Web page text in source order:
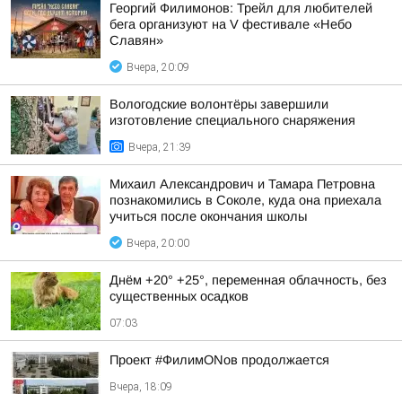
Георгий Филимонов: Трейл для любителей
бега организуют на V фестивале «Небо
Славян»
Вчера, 20:09
Вологодские волонтёры завершили
изготовление специального снаряжения
Вчера, 21:39
Михаил Александрович и Тамара Петровна
познакомились в Соколе, куда она приехала
учиться после окончания школы
Вчера, 20:00
Днём +20° +25°, переменная облачность, без
существенных осадков
07:03
Проект #ФилимONов продолжается
Вчера, 18:09